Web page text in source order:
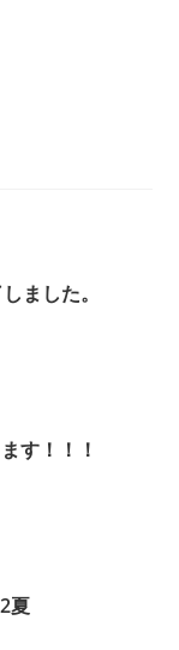
ました。
す！！！
夏